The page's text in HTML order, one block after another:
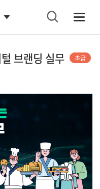
브랜딩 실무
초급